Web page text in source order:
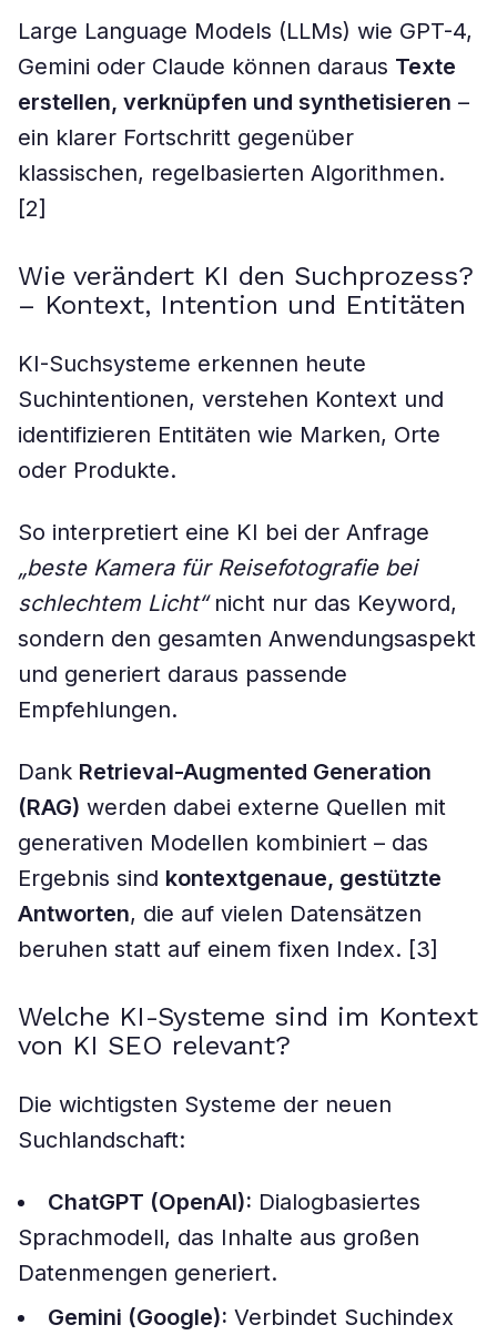
Large Language Models (LLMs) wie GPT-4,
Gemini oder Claude können daraus Texte
erstellen, verknüpfen und synthetisieren –
ein klarer Fortschritt gegenüber
klassischen, regelbasierten Algorithmen.
[2]
Wie verändert KI den Suchprozess?
– Kontext, Intention und Entitäten
KI-Suchsysteme erkennen heute
Suchintentionen, verstehen Kontext und
identifizieren Entitäten wie Marken, Orte
oder Produkte.
So interpretiert eine KI bei der Anfrage
„beste Kamera für Reisefotografie bei
schlechtem Licht“nicht nur das Keyword,
sondern den gesamten Anwendungsaspekt
und generiert daraus passende
Empfehlungen.
Dank Retrieval-Augmented Generation
(RAG) werden dabei externe Quellen mit
generativen Modellen kombiniert – das
Ergebnis sind kontextgenaue, gestützte
Antworten, die auf vielen Datensätzen
beruhen statt auf einem fixen Index. [3]
Welche KI-Systeme sind im Kontext
von KI SEO relevant?
Die wichtigsten Systeme der neuen
Suchlandschaft:
ChatGPT (OpenAI): Dialogbasiertes
Sprachmodell, das Inhalte aus großen
Datenmengen generiert.
Gemini (Google): Verbindet Suchindex